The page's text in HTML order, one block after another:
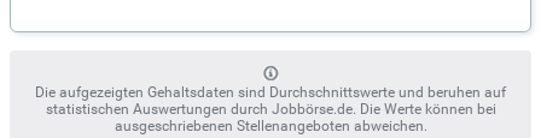
Die aufgezeigten Gehaltsdaten sind Durchschnittswerte und beruhen auf
statistischen Auswertungen durch Jobbörse.de. Die Werte können bei
ausgeschriebenen Stellenangeboten abweichen.